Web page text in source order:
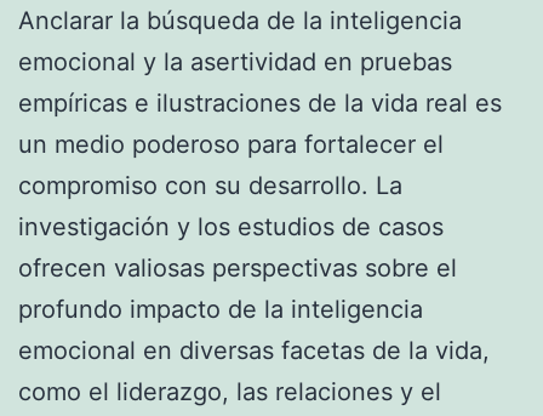
Anclarar la búsqueda de la inteligencia
emocional y la asertividad en pruebas
empíricas e ilustraciones de la vida real es
un medio poderoso para fortalecer el
compromiso con su desarrollo. La
investigación y los estudios de casos
ofrecen valiosas perspectivas sobre el
profundo impacto de la inteligencia
emocional en diversas facetas de la vida,
como el liderazgo, las relaciones y el